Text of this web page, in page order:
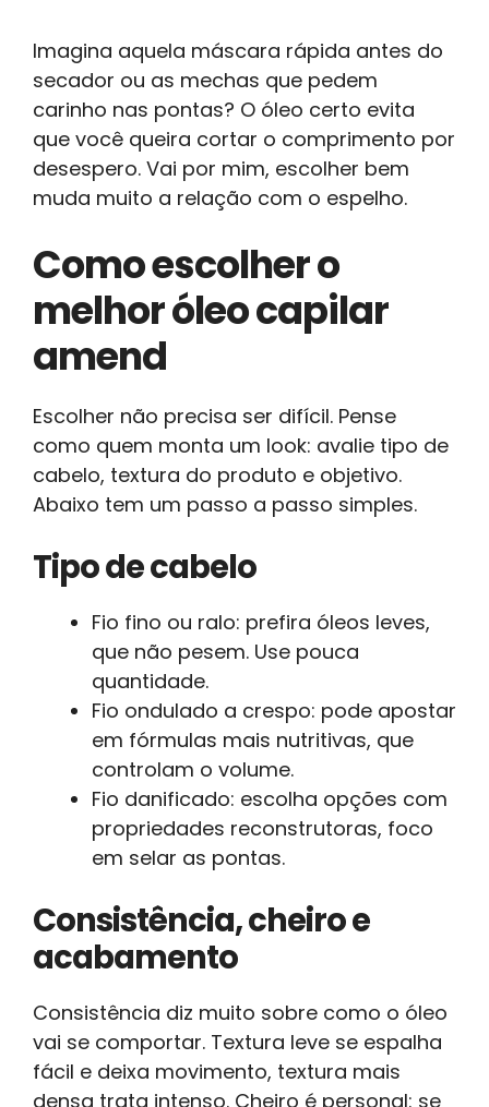
Imagina aquela máscara rápida antes do
secador ou as mechas que pedem
carinho nas pontas? O óleo certo evita
que você queira cortar o comprimento por
desespero. Vai por mim, escolher bem
muda muito a relação com o espelho.
Como escolher o
melhor óleo capilar
amend
Escolher não precisa ser difícil. Pense
como quem monta um look: avalie tipo de
cabelo, textura do produto e objetivo.
Abaixo tem um passo a passo simples.
Tipo de cabelo
Fio fino ou ralo: prefira óleos leves,
que não pesem. Use pouca
quantidade.
Fio ondulado a crespo: pode apostar
em fórmulas mais nutritivas, que
controlam o volume.
Fio danificado: escolha opções com
propriedades reconstrutoras, foco
em selar as pontas.
Consistência, cheiro e
acabamento
Consistência diz muito sobre como o óleo
vai se comportar. Textura leve se espalha
fácil e deixa movimento, textura mais
densa trata intenso. Cheiro é personal: se